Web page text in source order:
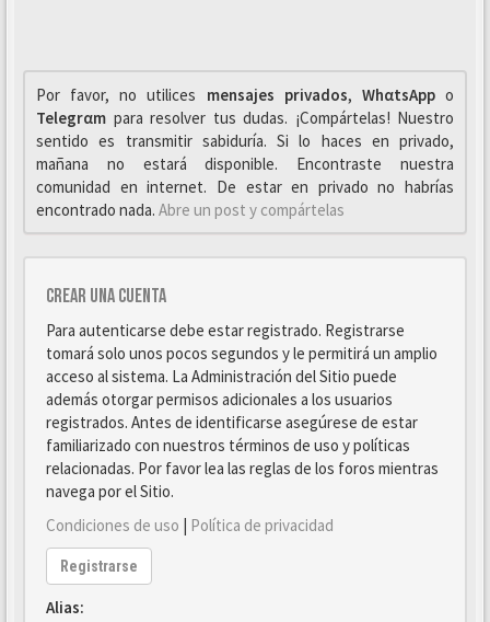
Por favor, no utilices mensajes privados, WhαtsAppo
Telegrαm para resolver tus dudas. ¡Compártelas! Nuestro
sentido es transmitir sabiduría. Si lo haces en privado,
mañana no estará disponible. Encontraste nuestra
comunidad en internet. De estar en privado no habrías
encontrado nada. Abre un post y compártelas
Crear una cuenta
Para autenticarse debe estar registrado. Registrarse
tomará solo unos pocos segundos y le permitirá un amplio
acceso al sistema. La Administración del Sitio puede
además otorgar permisos adicionales a los usuarios
registrados. Antes de identificarse asegúrese de estar
familiarizado con nuestros términos de uso y políticas
relacionadas. Por favor lea las reglas de los foros mientras
navega por el Sitio.
Condiciones de uso | Política de privacidad
Registrarse
Alias: